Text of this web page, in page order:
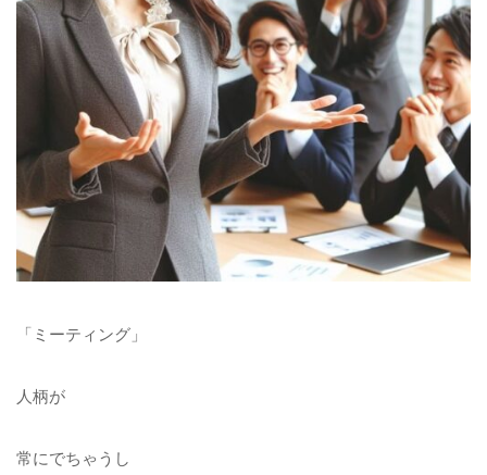
「ミーティング」
人柄が
常にでちゃうし